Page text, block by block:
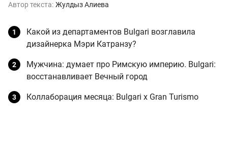
Автор текста: Жулдыз Алиева
Какой из департаментов Bulgari возглавила
дизайнерка Мэри Катранзу?
Мужчина: думает про Римскую империю. Bulgari:
восстанавливает Вечный город
Коллаборация месяца: Bulgari x Gran Turismo